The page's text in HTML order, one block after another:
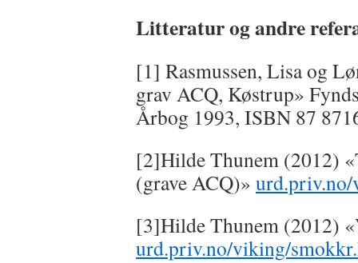
Litteratur og andre
[1] Rasmussen, Lisa og
grav ACQ, Køstrup»
Årbog 1993, ISBN 87
[2]Hilde Thunem (2012)
(grave ACQ)»
[3]Hilde Thunem (2012)
urd.priv.no/viking/